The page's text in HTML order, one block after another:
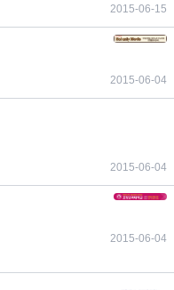
2015-06-15
2015-06-04
2015-06-04
2015-06-04